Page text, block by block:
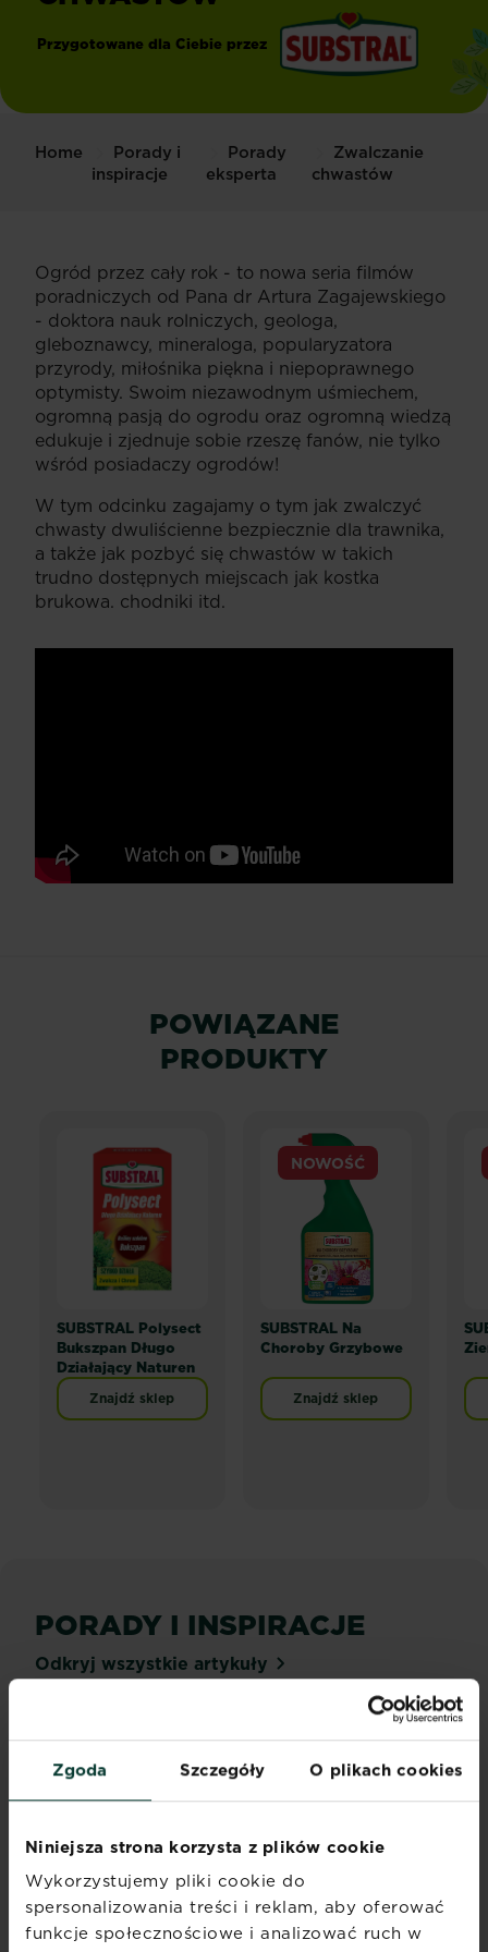
Zgoda Szczegóły O plikach cookies
Niniejsza strona korzysta z plików cookie
Wykorzystujemy pliki cookie do
spersonalizowania treści i reklam, aby oferować
funkcje społecznościowe i analizować ruch w
Przygotowane dla Ciebie przez
Home
Porady i
inspiracje
Porady
eksperta
Zwalczanie
chwastów
Ogród przez cały rok - to nowa seria filmów
poradniczych od Pana dr Artura Zagajewskiego
- doktora nauk rolniczych, geologa,
gleboznawcy, mineraloga, popularyzatora
przyrody, miłośnika piękna i niepoprawnego
optymisty. Swoim niezawodnym uśmiechem,
ogromną pasją do ogrodu oraz ogromną wiedzą
edukuje i zjednuje sobie rzeszę fanów, nie tylko
wśród posiadaczy ogrodów!
W tym odcinku zagajamy o tym jak zwalczyć
chwasty dwuliścienne bezpiecznie dla trawnika,
a także jak pozbyć się chwastów w takich
trudno dostępnych miejscach jak kostka
brukowa. chodniki itd.
POWIĄZANE
PRODUKTY
SUBSTRAL Polysect
Bukszpan Długo
Działający Naturen
Znajdź sklep
SUBSTRAL Na
Choroby Grzybowe
Znajdź sklep
NOWOŚĆ
PORADY I INSPIRACJE
Odkryj wszystkie artykuły
Przycinanie i cięcie
iglaków